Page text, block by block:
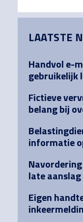
Sidebar
LAATSTE
Handvol e-
gebruikelijk
Fictieve
belang bij
informatie
late aanslag
Eigen